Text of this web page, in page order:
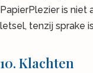
PapierPlezier is niet
letsel, tenzij sprake
10. Klachten